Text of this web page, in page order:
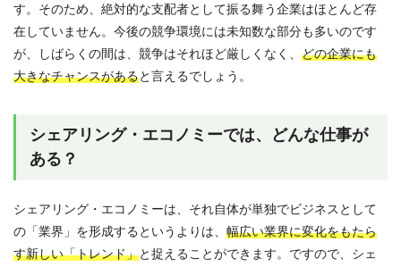
す。そのため、絶対的な支配者として振る舞う企業はほとんど存
在していません。今後の競争環境には未知数な部分も多いのです
が、しばらくの間は、競争はそれほど厳しくなく、 どの企業にも
大きなチャンスがあると言えるでしょう。
シェアリング・エコノミーでは、どんな仕事が
ある？
シェアリング・エコノミーは、それ自体が単独でビジネスとして
の「業界」を形成するというよりは、 幅広い業界に変化をもたら
す新しい「トレンド」と捉えることができます。ですので、シェ